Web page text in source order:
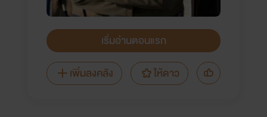
เริ่มอ่านตอนแรก
เพิ่มลงคลัง
ให้ดาว